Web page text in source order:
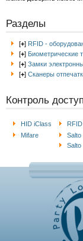
Разделы
[+] RFID -
[+] Биометрические
[+] Замки
[+] Сканеры
Контроль
HID iClass
Mifare
RFID
Salto
Salto